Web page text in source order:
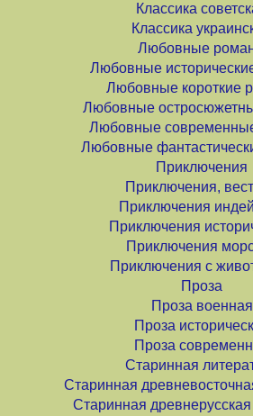
Классика
Классика
Любовные
Любовные
Любовные короткие
Любовные
Любовные
Любовные
Приключения
Приключения,
Приключения
Приключения
Приключения
Приключения с
Проза
Проза военная
Проза
Проза
Старинная
Старинная
Старинная древнерусская